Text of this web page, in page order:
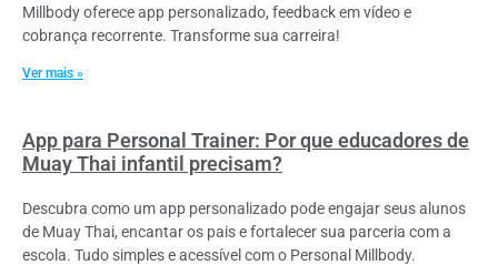
Millbody oferece app personalizado, feedback em vídeo e
cobrança recorrente. Transforme sua carreira!
Ver mais »
App para Personal Trainer: Por que educadores de
Muay Thai infantil precisam?
Descubra como um app personalizado pode engajar seus alunos
de Muay Thai, encantar os pais e fortalecer sua parceria com a
escola. Tudo simples e acessível com o Personal Millbody.